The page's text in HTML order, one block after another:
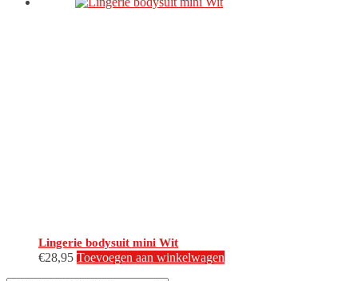
Lingerie bodysuit mini Wit
€28,95 Toevoegen aan winkelwagen